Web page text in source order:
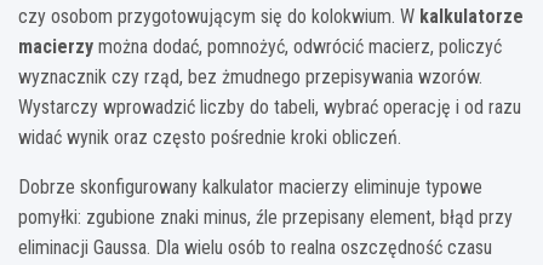
czy osobom przygotowującym się do kolokwium. W kalkulatorze
macierzy można dodać, pomnożyć, odwrócić macierz, policzyć
wyznacznik czy rząd, bez żmudnego przepisywania wzorów.
Wystarczy wprowadzić liczby do tabeli, wybrać operację i od razu
widać wynik oraz często pośrednie kroki obliczeń.
Dobrze skonfigurowany kalkulator macierzy eliminuje typowe
pomyłki: zgubione znaki minus, źle przepisany element, błąd przy
eliminacji Gaussa. Dla wielu osób to realna oszczędność czasu